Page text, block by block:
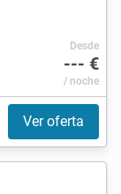
Desde
--- €
/ noche
Ver oferta